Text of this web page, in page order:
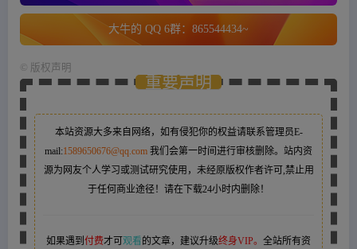
大牛的 QQ 6群：865544434~
版权声明
重要声明
本站资源大多来自网络，如有侵犯你的权益请联系管理员E-
mail:1589650676@qq.com 我们会第一时间进行审核删除。站内资
源为网友个人学习或测试研究使用，未经原版权作者许可,禁止用
于任何商业途径！请在下载24小时内删除！
如果遇到 付费才可 观看 的文章，建议升级终身VIP。 全站所有资